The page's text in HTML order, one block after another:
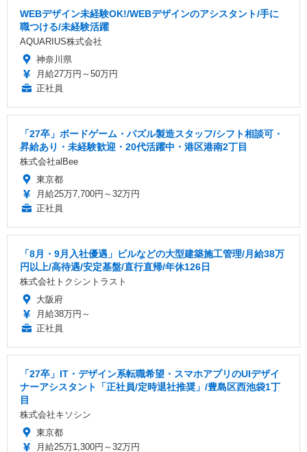
WEBデザイン未経験OK!/WEBデザインのアシスタント/手に
職つける/未経験活躍
AQUARIUS株式会社
神奈川県
月給27万円～50万円
正社員
「27卒」ボードゲーム・パズル製造スタッフ/シフト相談可・
昇給あり・未経験歓迎・20代活躍中・港区港南2丁目
株式会社alBee
東京都
月給25万7,700円～32万円
正社員
「8月・9月入社優遇」ビルなどの大型建築施工管理/月給38万
円以上/高待遇/安定基盤/直行直帰/年休126日
株式会社トクシントラスト
大阪府
月給38万円～
正社員
「27卒」IT・デザイン系転職希望・スマホアプリのUIデザイ
ナーアシスタント「正社員/定時退社推奨」/豊島区西池袋1丁
目
株式会社キソシン
東京都
月給25万1,300円～32万円